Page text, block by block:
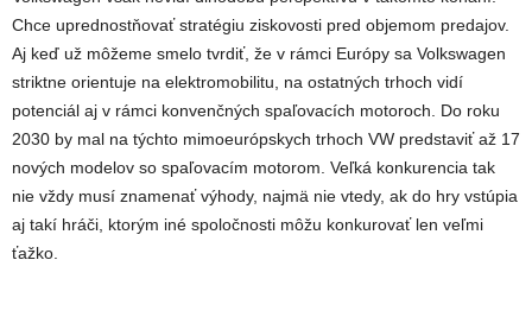
Chce uprednostňovať stratégiu ziskovosti pred objemom predajov.
Aj keď už môžeme smelo tvrdiť, že v rámci Európy sa Volkswagen
striktne orientuje na elektromobilitu, na ostatných trhoch vidí
potenciál aj v rámci konvenčných spaľovacích motoroch. Do roku
2030 by mal na týchto mimoeurópskych trhoch VW predstaviť až 17
nových modelov so spaľovacím motorom. Veľká konkurencia tak
nie vždy musí znamenať výhody, najmä nie vtedy, ak do hry vstúpia
aj takí hráči, ktorým iné spoločnosti môžu konkurovať len veľmi
ťažko.